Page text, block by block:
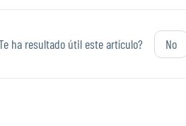
ha resultado útil este artículo? No